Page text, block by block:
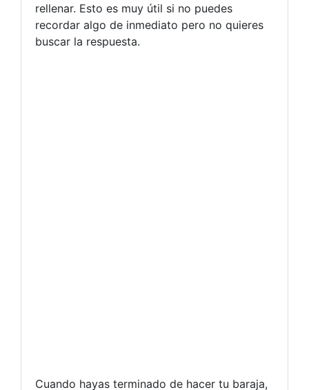
rellenar. Esto es muy útil si no puedes
recordar algo de inmediato pero no quieres
buscar la respuesta.
Cuando hayas terminado de hacer tu baraja,